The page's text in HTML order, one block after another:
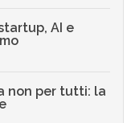
AI e
non per tutti: la